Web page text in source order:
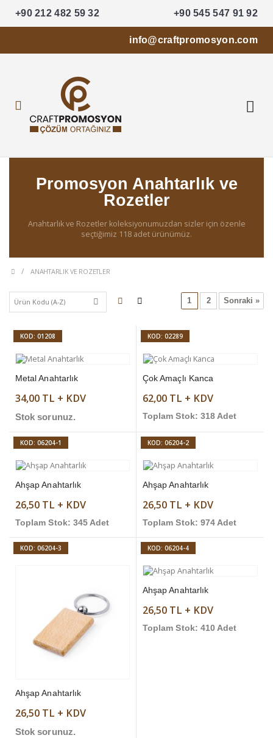
+90 212 482 59 32 +90 545 547 91 92
info@craftpromosyon.com
Promosyon Anahtarlık ve
Rozetler
Anahtarlık ve Rozetler koleksiyonumuzdan sizler için özenle
seçtiğimiz 118 adet ürünümüz.
ANAHTARLIK VE ROZETLER
1 2 Sonraki »
KOD: 01208
Metal Anahtarlık
34,00 TL + KDV
Stok sorunuz.
KOD: 02289
Çok Amaçlı Kanca
62,00 TL + KDV
Toplam Stok: 318 Adet
KOD: 06204-1
Ahşap Anahtarlık
26,50 TL + KDV
Toplam Stok: 345 Adet
KOD: 06204-2
Ahşap Anahtarlık
26,50 TL + KDV
Toplam Stok: 974 Adet
KOD: 06204-3
Ahşap Anahtarlık
26,50 TL + KDV
Stok sorunuz.
KOD: 06204-4
Ahşap Anahtarlık
26,50 TL + KDV
Toplam Stok: 410 Adet